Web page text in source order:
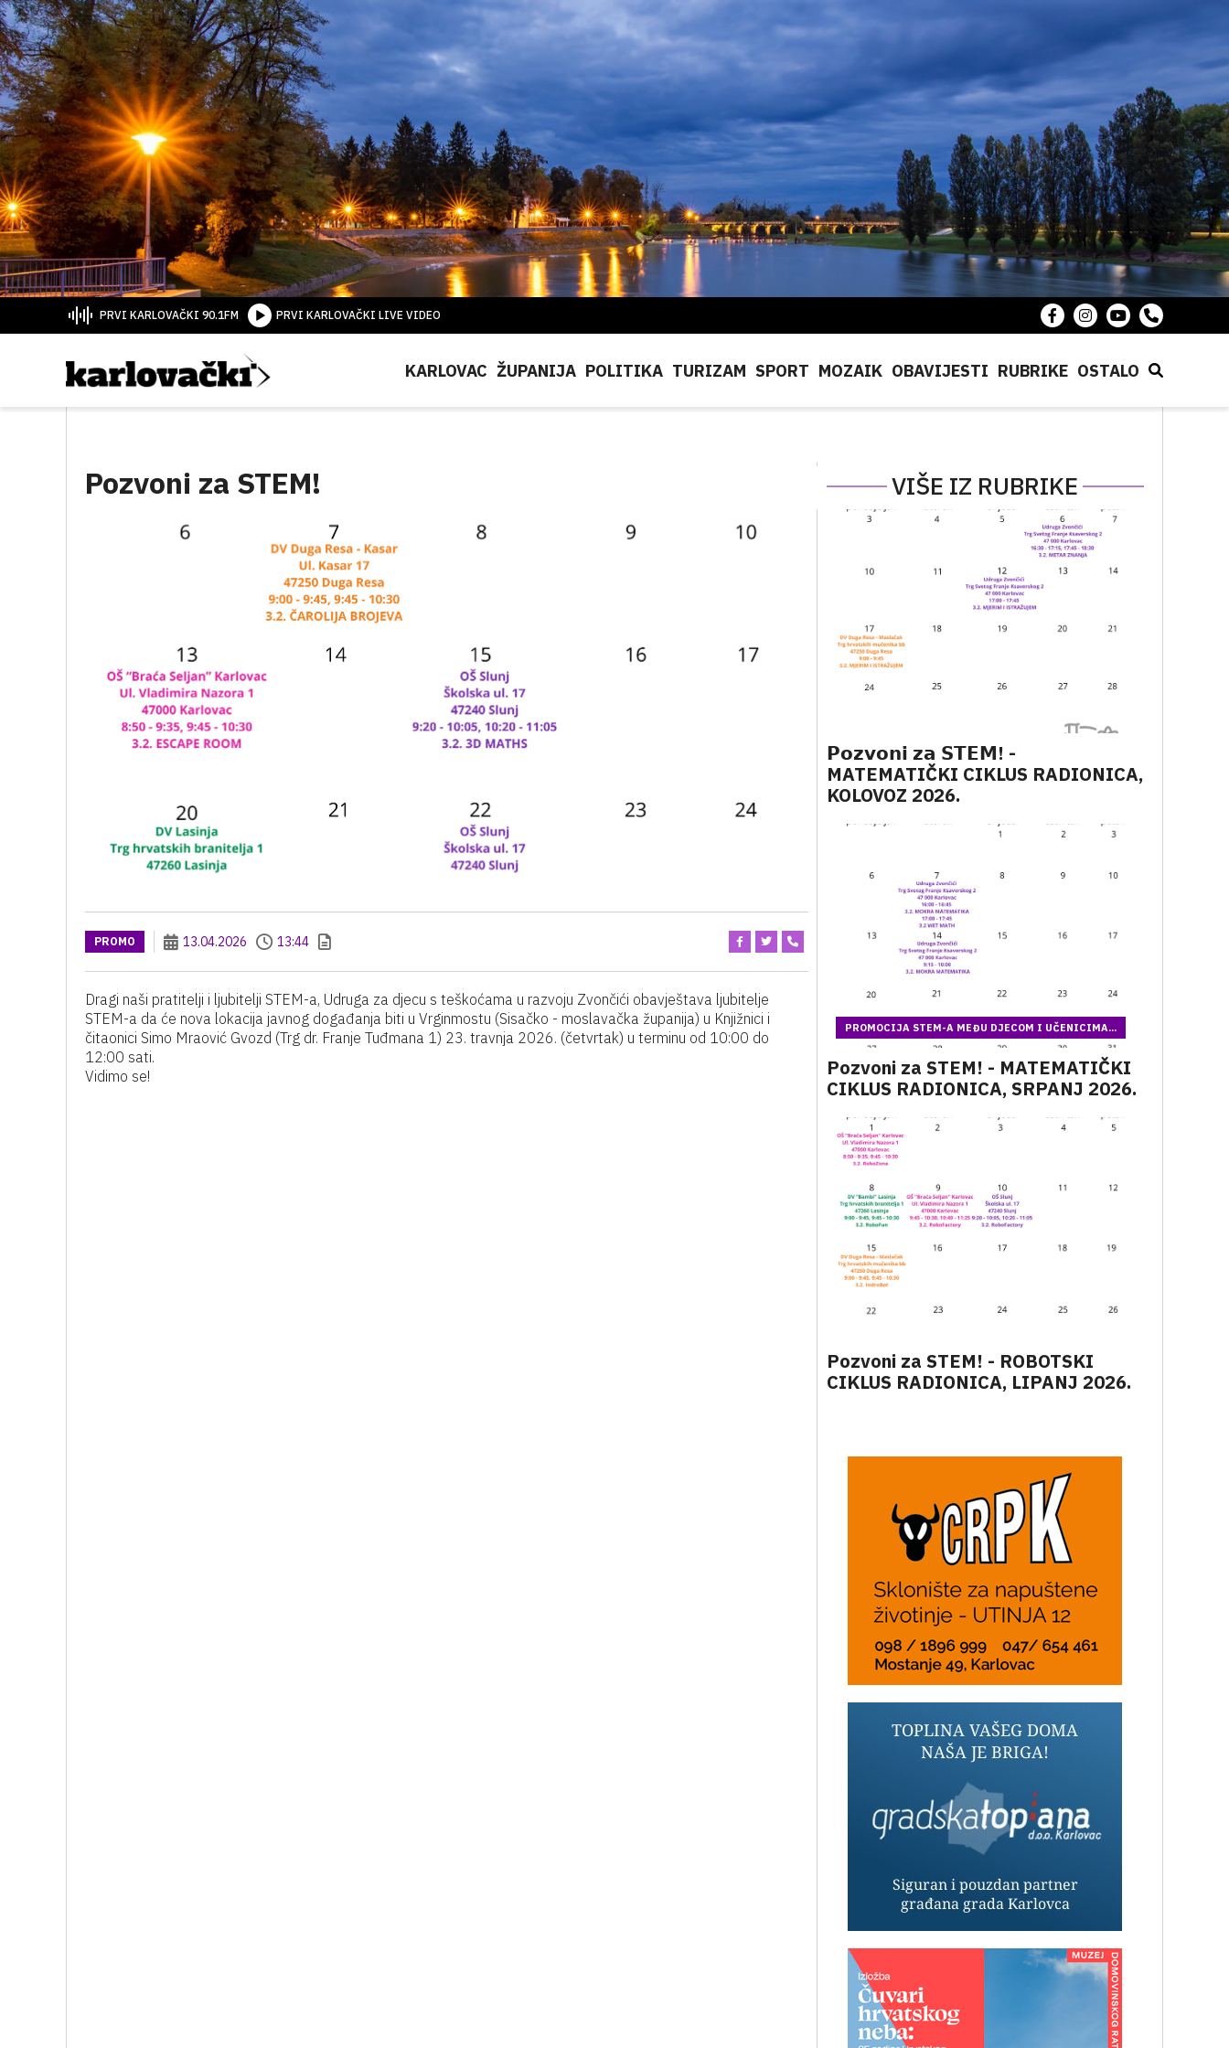
PRVI KARLOVAČKI 90.1FM PRVI KARLOVAČKI LIVE VIDEO
KARLOVAC ŽUPANIJA POLITIKA TURIZAM SPORT MOZAIK OBAVIJESTI RUBRIKE OSTALO
Pozvoni za STEM! VIŠE IZ RUBRIKE
PROMO 13.04.2026 13:44
Dragi naši pratitelji i ljubitelji STEM-a, Udruga za djecu s teškoćama u razvoju Zvončići obavještava ljubitelje
STEM-a da će nova lokacija javnog događanja biti u Vrginmostu (Sisačko - moslavačka županija) u Knjižnici i
čitaonici Simo Mraović Gvozd (Trg dr. Franje Tuđmana 1) 23. travnja 2026. (četvrtak) u terminu od 10:00 do
12:00 sati.
Vidimo se!
𝗣𝗼𝘇𝘃𝗼𝗻𝗶 𝘇𝗮 𝗦𝗧𝗘𝗠! -
MATEMATIČKI CIKLUS RADIONICA,
KOLOVOZ 2026.
PROMOCIJA STEM-A MEĐU DJECOM I UČENICIMA...
Pozvoni za STEM! - MATEMATIČKI
CIKLUS RADIONICA, SRPANJ 2026.
Pozvoni za STEM! - ROBOTSKI
CIKLUS RADIONICA, LIPANJ 2026.